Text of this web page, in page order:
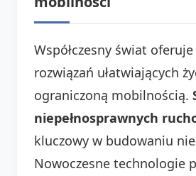
Współczesny świat
rozwiązań ułatwiających
ograniczoną mobilnością.
niepełnosprawnych
kluczowy w budowaniu
Nowoczesne technologie